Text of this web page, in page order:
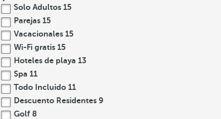
Solo Adultos 15
Parejas 15
Vacacionales 15
Wi-Fi gratis 15
Hoteles de playa 13
Spa 11
Todo Incluido 11
Descuento Residentes 9
Golf 8